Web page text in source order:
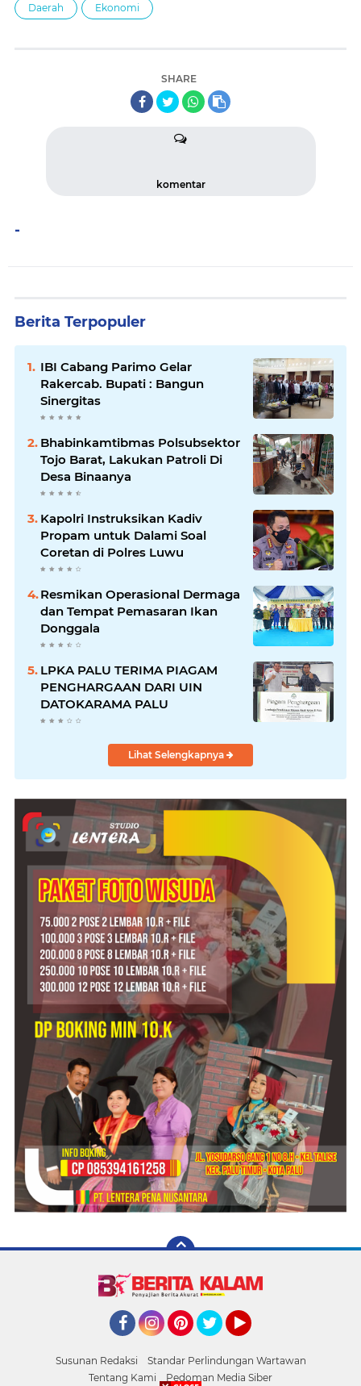
Daerah Ekonomi
SHARE
komentar
-
Berita Terpopuler
IBI Cabang Parimo Gelar
Rakercab. Bupati : Bangun
Sinergitas
Bhabinkamtibmas Polsubsektor
Tojo Barat, Lakukan Patroli Di
Desa Binaanya
Kapolri Instruksikan Kadiv
Propam untuk Dalami Soal
Coretan di Polres Luwu
Resmikan Operasional Dermaga
dan Tempat Pemasaran Ikan
Donggala
LPKA PALU TERIMA PIAGAM
PENGHARGAAN DARI UIN
DATOKARAMA PALU
Lihat Selengkapnya
Susunan Redaksi
Standar Perlindungan Wartawan
Tentang Kami
Pedoman Media Siber